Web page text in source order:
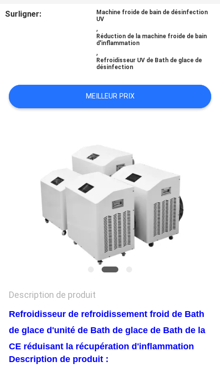
NOUVELLES
CITATION
PLAN
PRIVACY
POLICY
Surligner:
Machine froide de bain de désinfection
UV
,
Réduction de la machine froide de bain
d'inflammation
,
Refroidisseur UV de Bath de glace de
désinfection
MEILLEUR PRIX
Description de produit
Refroidisseur de refroidissement froid de Bath
de glace d'unité de Bath de glace de Bath de la
CE réduisant la récupération d'inflammation
Description de produit :